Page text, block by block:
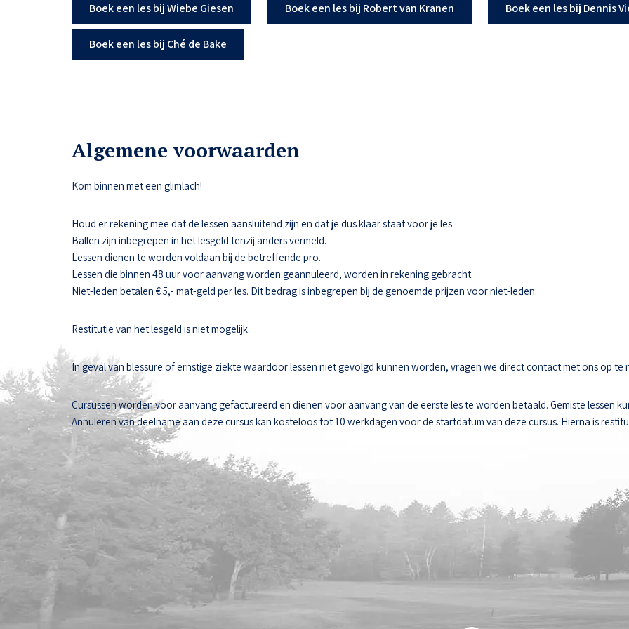
Boek een les bij Wiebe Giesen Boek een les bij Robert van Kranen Boek een les bij Dennis
Boek een les bij Ché de Bake
Algemene voorwaarden
Kom binnen met een glimlach!
Houd er rekening mee dat de lessen aansluitend zijn en dat je dus klaar staat voor je les.
Ballen zijn inbegrepen in het lesgeld tenzij anders vermeld.
Lessen dienen te worden voldaan bij de betreffende pro.
Lessen die binnen 48 uur voor aanvang worden geannuleerd, worden in rekening gebracht.
Niet-leden betalen € 5,- mat-geld per les. Dit bedrag is inbegrepen bij de genoemde prijzen voor niet-leden.
Restitutie van het lesgeld is niet mogelijk.
In geval van blessure of ernstige ziekte waardoor lessen niet gevolgd kunnen worden, vragen we direct contact met ons op te
Cursussen worden voor aanvang gefactureerd en dienen voor aanvang van de eerste les te worden betaald. Gemiste lessen
Annuleren van deelname aan deze cursus kan kosteloos tot 10 werkdagen voor de startdatum van deze cursus. Hierna is